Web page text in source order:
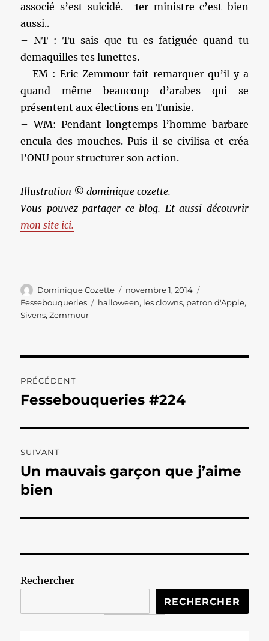
associé s’est suicidé. -1er ministre c’est bien
aussi..
– NT : Tu sais que tu es fatiguée quand tu
demaquilles tes lunettes.
– EM : Eric Zemmour fait remarquer qu’il y a
quand même beaucoup d’arabes qui se
présentent aux élections en Tunisie.
– WM: Pendant longtemps l’homme barbare
encula des mouches. Puis il se civilisa et créa
l’ONU pour structurer son action.
Illustration © dominique cozette.
Vous pouvez partager ce blog. Et aussi découvrir
mon site ici.
Auteur
Dominique Cozette
Publié
le
novembre 1, 2014
Fessebouqueries
Étiquettes
halloween, les clowns, patron d'Apple,
Sivens,Zemmour
de
PRÉCÉDENT
Publication
Fessebouqueries #224
SUIVANT
Publication
suivante :
Un mauvais garçon que j’aime
bien
Rechercher
RECHERCHER